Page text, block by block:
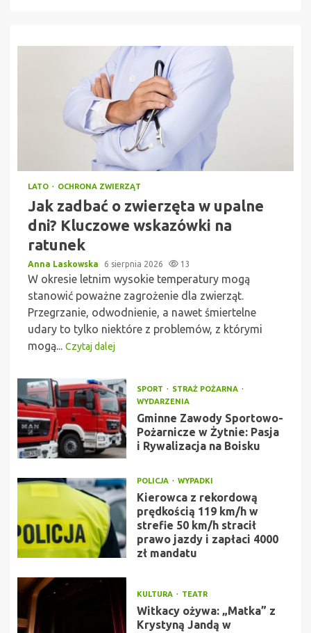
LATO OCHRONA ZWIERZĄT
Jak zadbać o zwierzęta w upalne
dni? Kluczowe wskazówki na
ratunek
Anna Laskowska 6 sierpnia 2026 13
W okresie letnim wysokie temperatury mogą
stanowić poważne zagrożenie dla zwierząt.
Przegrzanie, odwodnienie, a nawet śmiertelne
udary to tylko niektóre z problemów, z którymi
mogą... Czytaj dalej
SPORT
STRAŻ POŻARNA
WYDARZENIA
Gminne Zawody Sportowo-
Pożarnicze w Żytnie: Pasja
i Rywalizacja na Boisku
POLICJA WYPADKI
Kierowca z rekordową
prędkością 119 km/h w
strefie 50 km/h stracił
prawo jazdy i zapłaci 4000
zł mandatu
KULTURA TEATR
Witkacy ożywa: „Matka” z
Krystyną Jandą w